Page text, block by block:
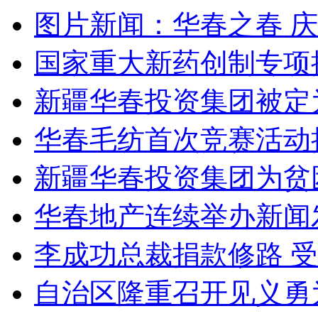
图片新闻：华春之春
国家重大新药创制专
新疆华春投资集团被
华春毛纺首次竞赛活
新疆华春投资集团为
华春地产连续举办新
李成功总裁捐款修路
自治区隆重召开见义